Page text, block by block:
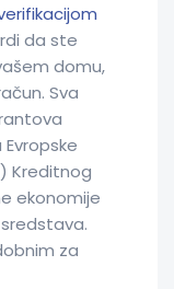
da ste
domu,
Sva
Kreditnog
ekonomije
za